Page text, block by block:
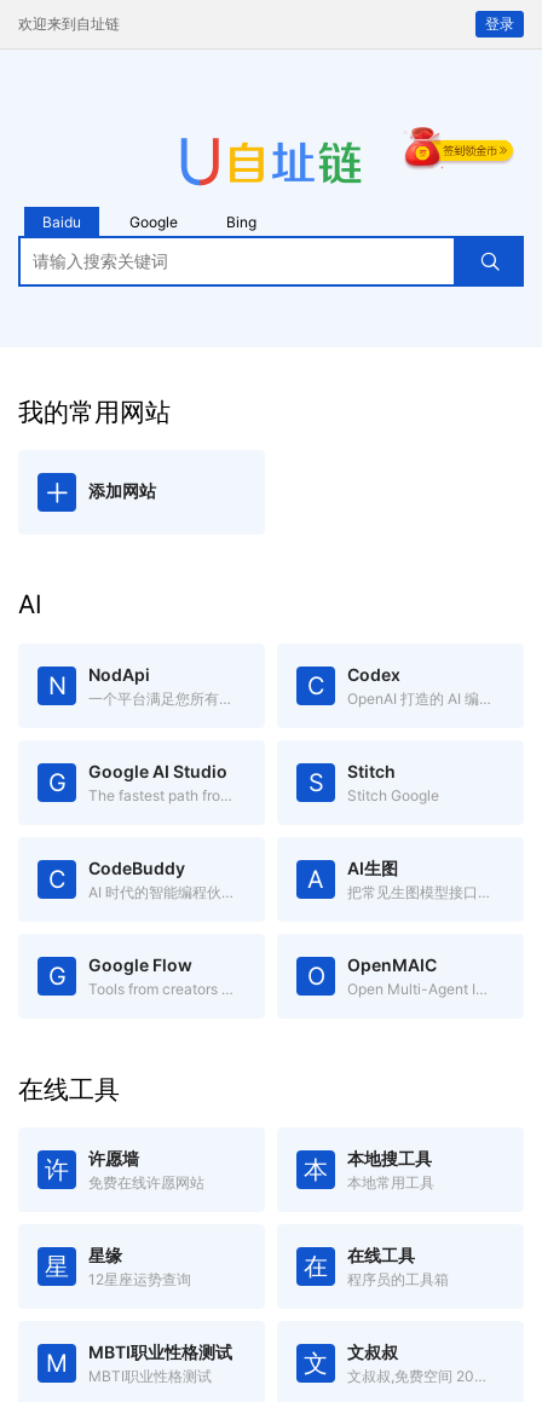
欢迎来到自址链 登录
Baidu Google Bing
我的常用网站
添加网站
AI
N NodApi
一个平台满足您所有的AI 推理需求 C Codex
OpenAI 打造的 AI 编码助手
G Google AI Studio
The fastest path from prompt to production with Gemini S Stitch
Stitch Google
C CodeBuddy
AI 时代的智能编程伙伴 A AI生图
把常见生图模型接口收进一个页面
G Google Flow
Tools from creators like you O OpenMAIC
Open Multi-Agent Interactive Classroom
在线工具
许 许愿墙
免费在线许愿网站 本 本地搜工具
本地常用工具
星 星缘
12星座运势查询 在 在线工具
程序员的工具箱
M MBTI职业性格测试
MBTI职业性格测试 文 文叔叔
文叔叔,免费空间 20GB,一款永不限速的云存储产品。传文件、收文件、网盘,还支持历史记录等高级功能。